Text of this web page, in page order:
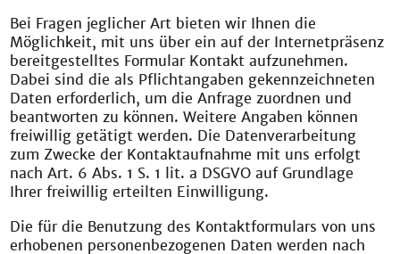
Bei Fragen jeglicher Art bieten wir Ihnen die
Möglichkeit, mit uns über ein auf der Internetpräsenz
bereitgestelltes Formular Kontakt aufzunehmen.
Dabei sind die als Pflichtangaben gekennzeichneten
Daten erforderlich, um die Anfrage zuordnen und
beantworten zu können. Weitere Angaben können
freiwillig getätigt werden. Die Datenverarbeitung
zum Zwecke der Kontaktaufnahme mit uns erfolgt
nach Art. 6 Abs. 1 S. 1 lit. a DSGVO auf Grundlage
Ihrer freiwillig erteilten Einwilligung.
Die für die Benutzung des Kontaktformulars von uns
erhobenen personenbezogenen Daten werden nach